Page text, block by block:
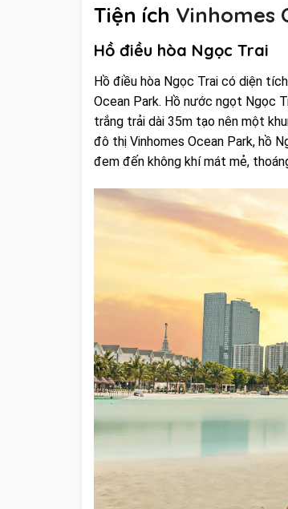
Tiện ích Vinhomes
Hồ điều hòa Ngọc Trai
Hồ điều hòa Ngọc Trai có diện
Ocean Park. Hồ nước ngọt Ngọc
trắng trải dài 35m tạo nên một
đô thị Vinhomes Ocean Park, hồ
đem đến không khí mát mẻ,